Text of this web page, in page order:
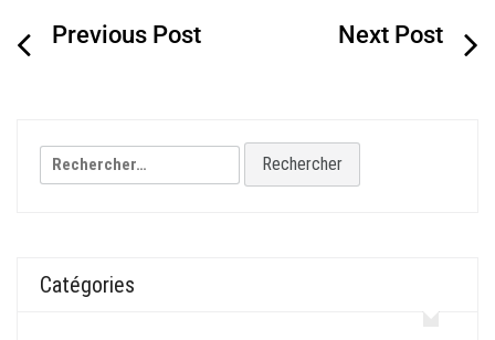
Navigation
Rechercher :
Catégories